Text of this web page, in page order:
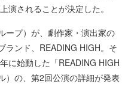
演されることが決定した。
ープ）が、劇作家・演出家の
ランド、READING HIGH。そ
に始動した「READING HIGH
）の、第2回公演の詳細が発表